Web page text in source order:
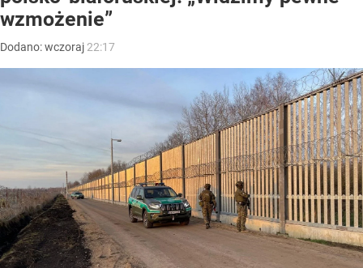
wzmożenie”
Dodano:wczoraj 22:17